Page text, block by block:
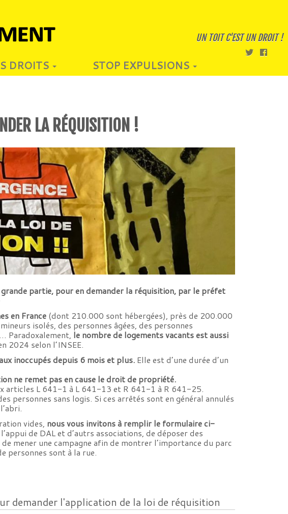
UN TOIT C'EST UN DROIT !
DROITS STOP EXPULSIONS
LA RÉQUISITION !
partie, pour en demander la réquisition, par le préfet
en France (dont 210.000 sont hébergées), près de 200.000
isolés, des personnes âgées, des personnes
Paradoxalement, le nombre de logements vacants est aussi
2024 selon l’INSEE.
inoccupés depuis 6 mois et plus. Elle est d’une durée d’un
ne remet pas en cause le droit de propriété.
articles L 641-1 à L 641-13 et R 641-1 à R 641-25.
personnes sans logis. Si ces arrêtés sont en général annulés
vides, nous vous invitons à remplir le formulaire ci-
de DAL et d’autrs associations, de déposer des
mener une campagne afin de montrer l’importance du parc
personnes sont à la rue.
demander l'application de la loi de réquisition